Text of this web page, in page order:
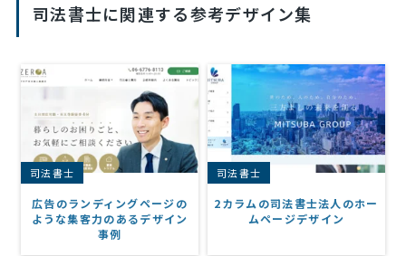
司法書士に関連する参考デザイン集
司法書士
広告のランディングページの
ような集客力のあるデザイン
事例
司法書士
2カラムの司法書士法人のホー
ムページデザイン